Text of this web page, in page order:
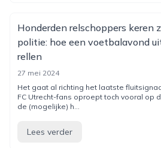
Honderden relschoppers keren
politie: hoe een voetbalavond
rellen
27 mei 2024
Het gaat al richting het laatste
FC Utrecht-fans oproept toch vooral op
de (mogelijke) h...
Lees verder